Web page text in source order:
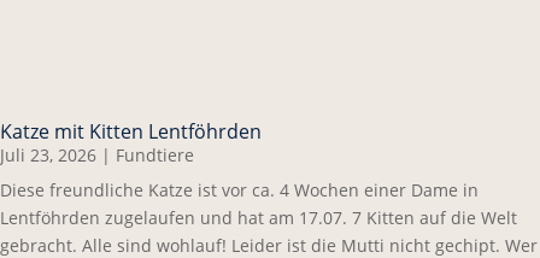
Katze mit Kitten Lentföhrden
Juli 23, 2026 | Fundtiere
Diese freundliche Katze ist vor ca. 4 Wochen einer Dame in
Lentföhrden zugelaufen und hat am 17.07. 7 Kitten auf die Welt
gebracht. Alle sind wohlauf! Leider ist die Mutti nicht gechipt. Wer